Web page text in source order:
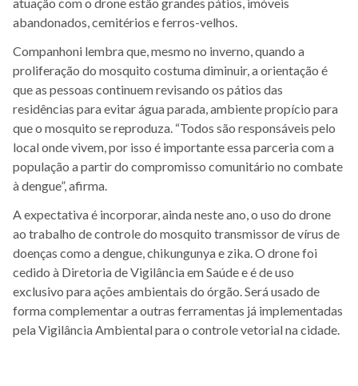
abandonados, cemitérios e ferros-velhos.
Companhoni lembra que, mesmo no inverno, quando a
proliferação do mosquito costuma diminuir, a orientação é
que as pessoas continuem revisando os pátios das
residências para evitar água parada, ambiente propício para
que o mosquito se reproduza. “Todos são responsáveis pelo
local onde vivem, por isso é importante essa parceria com a
população a partir do compromisso comunitário no combate
à dengue”, afirma.
A expectativa é incorporar, ainda neste ano, o uso do drone
ao trabalho de controle do mosquito transmissor de vírus de
doenças como a dengue, chikungunya e zika. O drone foi
cedido à Diretoria de Vigilância em Saúde e é de uso
exclusivo para ações ambientais do órgão. Será usado de
forma complementar a outras ferramentas já implementadas
pela Vigilância Ambiental para o controle vetorial na cidade.